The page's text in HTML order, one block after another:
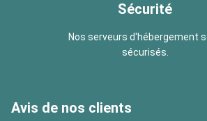
Sécurité
Nos serveurs d'hébergement
sécurisés.
Avis de nos clients